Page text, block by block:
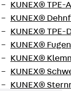
KUNEX®
KUNEX®
KUNEX®
KUNEX®
KUNEX®
KUNEX®
KUNEX®